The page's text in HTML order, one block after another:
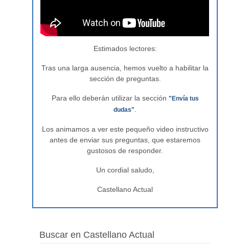
Estimados lectores:
Tras una larga ausencia, hemos vuelto a habilitar la
sección de preguntas.
Para ello deberán utilizar la sección "Envía tus
dudas"
Los animamos a ver este pequeño video instructivo
antes de enviar sus preguntas, que estaremos
gustosos de responder.
Un cordial saludo,
Castellano Actual
Buscar en Castellano Actual